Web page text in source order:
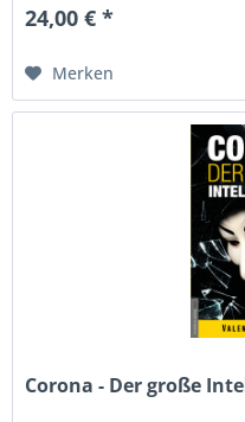
24,00 € *
Merken
Corona - Der große